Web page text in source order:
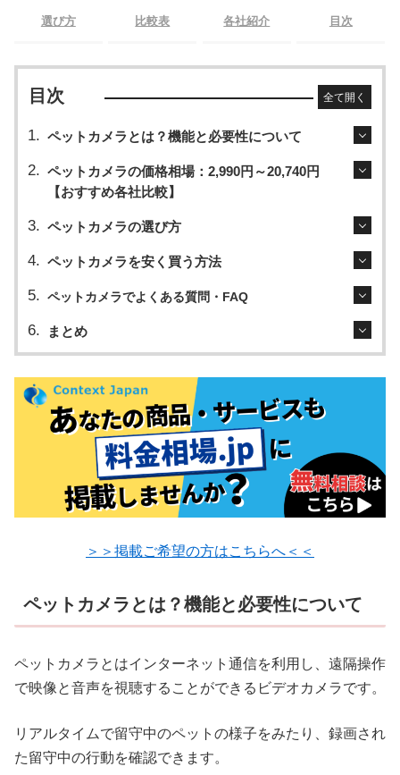
選び方 比較表 各社紹介 目次
目次 全て開く
ペットカメラとは？機能と必要性について
ペットカメラの価格相場：2,990円～20,740円
【おすすめ各社比較】
ペットカメラの選び方
ペットカメラを安く買う方法
ペットカメラでよくある質問・FAQ
まとめ
＞＞掲載ご希望の方はこちらへ＜＜
ペットカメラとは？機能と必要性について
ペットカメラとはインターネット通信を利用し、遠隔操作
で映像と音声を視聴することができるビデオカメラです。
リアルタイムで留守中のペットの様子をみたり、録画され
た留守中の行動を確認できます。